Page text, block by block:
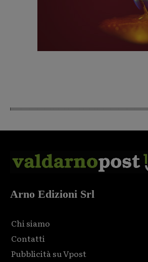
Arno Edizioni Srl
Chi siamo
Contatti
Pubblicità su Vpost